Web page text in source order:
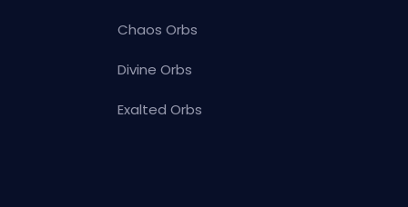
Chaos Orbs
Divine Orbs
Exalted Orbs